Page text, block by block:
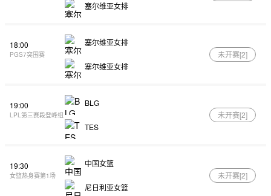
塞尔维亚女排
18:00
PGS7突围赛
塞尔维亚女排
塞尔维亚女排
未开赛[2]
19:00
LPL第三赛段登峰组
BLG
TES
未开赛[2]
19:30
女篮热身赛第1场
中国女篮
尼日利亚女篮
未开赛[2]